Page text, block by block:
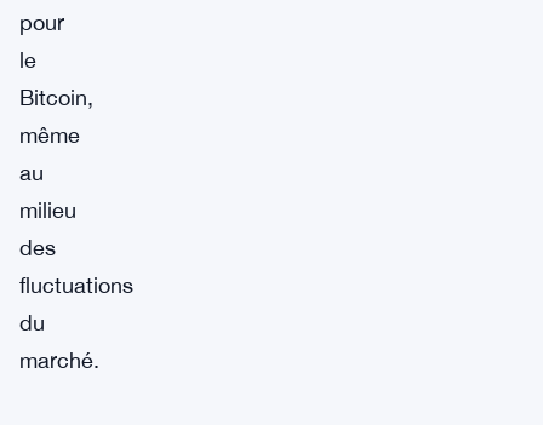
pour
le
Bitcoin,
même
au
milieu
des
fluctuations
du
marché.